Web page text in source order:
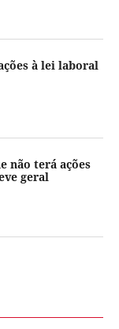
à lei laboral
não terá ações
geral